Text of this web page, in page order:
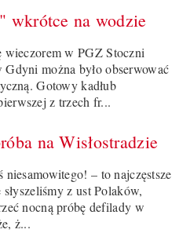
wkrótce na wodzie
wieczorem w PGZ Stoczni
można było obserwować
Gotowy kadłub
z trzech fr...
na Wisłostradzie
niesamowitego! – to najczęstsze
słyszeliśmy z ust Polaków,
nocną próbę defilady w
ż...